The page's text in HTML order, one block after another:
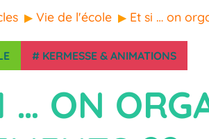
Vie de l'école Et si … on
# KERMESSE & ANIMATIONS
… ON